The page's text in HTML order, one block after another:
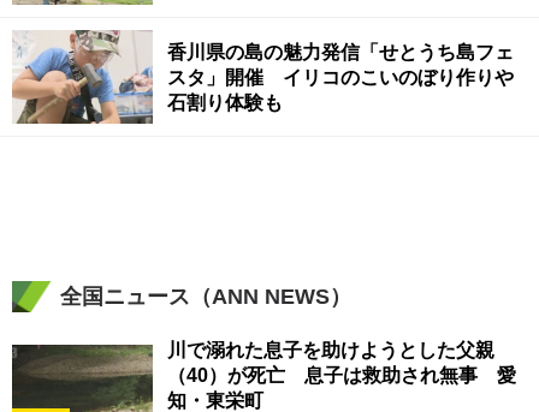
香川県の島の魅力発信「せとうち島フェ
スタ」開催 イリコのこいのぼり作りや
石割り体験も
全国ニュース（ANN NEWS）
川で溺れた息子を助けようとした父親
（40）が死亡 息子は救助され無事 愛
知・東栄町